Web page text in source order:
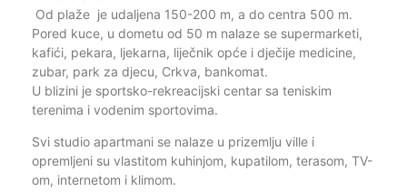
Od plaže je udaljena 150-200 m, a do centra 500 m.
Pored kuce, u dometu od 50 m nalaze se supermarketi,
kafići, pekara, ljekarna, liječnik opće i dječije medicine,
zubar, park za djecu, Crkva, bankomat.
U blizini je sportsko-rekreacijski centar sa teniskim
terenima i vodenim sportovima.
Svi studio apartmani se nalaze u prizemlju ville i
opremljeni su vlastitom kuhinjom, kupatilom, terasom, TV-
om, internetom i klimom.